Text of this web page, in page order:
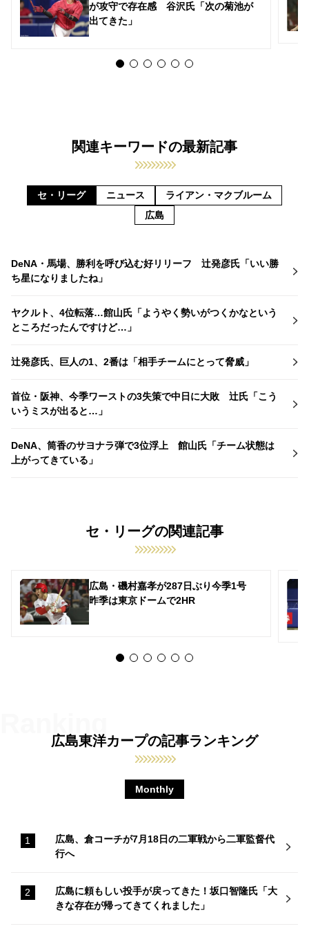
が攻守で存在感 谷沢氏「次の菊池が
出てきた」
関連キーワードの最新記事
セ・リーグ ニュース
ライアン・マクブルーム
広島
DeNA・馬場、勝利を呼び込む好リリーフ 辻発彦氏「いい勝
ち星になりましたね」
ヤクルト、4位転落…館山氏「ようやく勢いがつくかなという
ところだったんですけど…」
辻発彦氏、巨人の1、2番は「相手チームにとって脅威」
首位・阪神、今季ワーストの3失策で中日に大敗 辻氏「こう
いうミスが出ると…」
DeNA、筒香のサヨナラ弾で3位浮上 館山氏「チーム状態は
上がってきている」
セ・リーグの関連記事
広島・磯村嘉孝が287日ぶり今季1号
昨季は東京ドームで2HR
広島東洋カープの記事ランキング
Monthly
広島、倉コーチが7月18日の二軍戦から二軍監督代
行へ
広島に頼もしい投手が戻ってきた！坂口智隆氏「大
きな存在が帰ってきてくれました」